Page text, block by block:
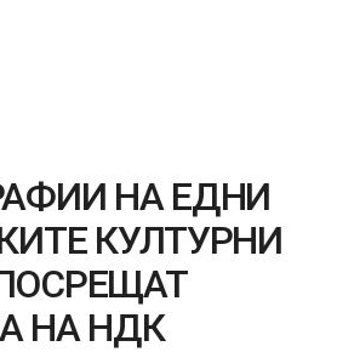
НА ЕДНИ
КУЛТУРНИ
НА НДК